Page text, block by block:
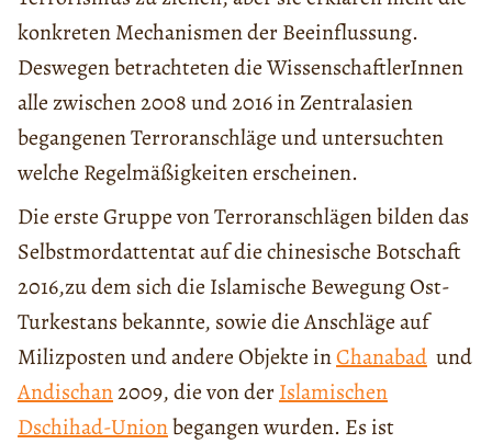
konkreten Mechanismen der Beeinflussung.
Deswegen betrachteten die WissenschaftlerInnen
alle zwischen 2008 und 2016 in Zentralasien
begangenen Terroranschläge und untersuchten
welche Regelmäßigkeiten erscheinen.
Die erste Gruppe von Terroranschlägen bilden das
Selbstmordattentat auf die chinesische Botschaft
2016,zu dem sich die Islamische Bewegung Ost-
Turkestans bekannte, sowie die Anschläge auf
Milizposten und andere Objekte inChanabad und
Andischan2009, die von derIslamischen
Dschihad-Unionbegangen wurden. Es ist